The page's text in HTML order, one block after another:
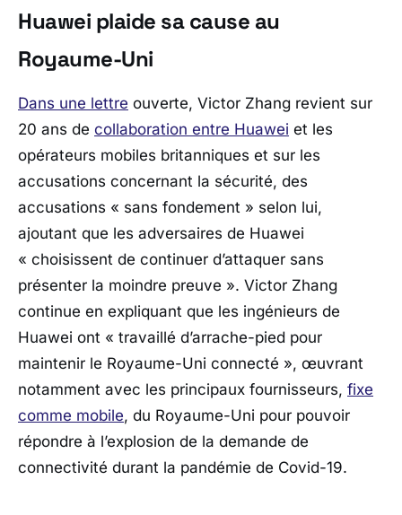
Huawei plaide sa cause au
Royaume-Uni
Dans une lettre ouverte, Victor Zhang revient sur
20 ans de collaboration entre Huawei et les
opérateurs mobiles britanniques et sur les
accusations concernant la sécurité, des
accusations « sans fondement » selon lui,
ajoutant que les adversaires de Huawei
« choisissent de continuer d’attaquer sans
présenter la moindre preuve ». Victor Zhang
continue en expliquant que les ingénieurs de
Huawei ont « travaillé d’arrache-pied pour
maintenir le Royaume-Uni connecté », œuvrant
notamment avec les principaux fournisseurs, fixe
comme mobile, du Royaume-Uni pour pouvoir
répondre à l’explosion de la demande de
connectivité durant la pandémie de Covid-19.